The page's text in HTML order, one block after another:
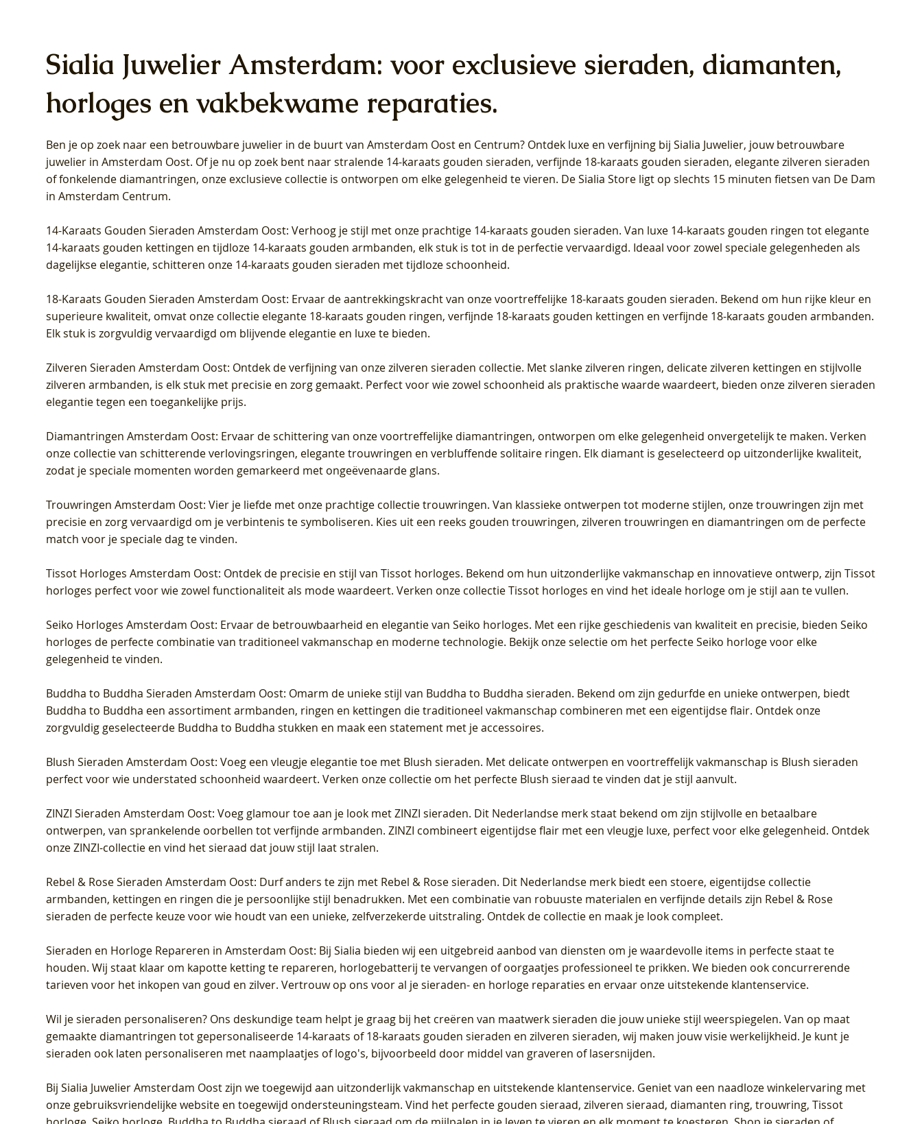
Blush Lab Diamonds Oorhangers
LG9006Y/S - Geelgoud (14k) met Lab
grown Diamant
Blush Lab Diamonds Oorhangers
LG9007Y/S - Geelgoud (14k) met Lab
grown Diamant
Blush Lab Diamonds Ring LG1028Y -
Geelgoud (14k) met Lab grown
Diamant
Blush Lab Diamonds Collier LG3014Y
- Geelgoud (14k) met Lab grown
Diamant
Blush Lab Diamonds Collier LG3019Y
– Geelgoud (14k) met Lab grown
Diamant
Blush Lab Diamonds Ring LG1042Y –
Geelgoud (14k) met Lab grown
Diamant
Blush Lab Diamonds Oorknoppen
LG7027Y - Geelgoud (14k) met Lab
grown Diamant
Blush Lab Diamonds Ring LG1029Y -
Geelgoud (14k) met Lab grown
Diamant
Blush Lab Diamonds Ring LG1031Y -
Geelgoud (14k) met Lab grown
Diamant
Blush Lab Diamonds Ring LG1044Y –
Geelgoud (14k) met Lab grown
Diamant
Blush Lab Diamonds Oorknoppen
LG7026Y - Geelgoud (14k) met Lab
grown Diamant
Blush Lab Diamonds Oorknoppen
LG7033Y – Geelgoud (14k) met Lab
grown Diamant
Sialia Juwelier Amsterdam: voor exclusieve sieraden, diamanten,
horloges en vakbekwame reparaties.
Ben je op zoek naar een betrouwbare juwelier in de buurt van Amsterdam Oost en Centrum? Ontdek luxe en verfijning bij Sialia Juwelier, jouw betrouwbare
juwelier in Amsterdam Oost. Of je nu op zoek bent naar stralende 14-karaats gouden sieraden, verfijnde 18-karaats gouden sieraden, elegante zilveren sieraden
of fonkelende diamantringen, onze exclusieve collectie is ontworpen om elke gelegenheid te vieren. De Sialia Store ligt op slechts 15 minuten fietsen van De Dam
in Amsterdam Centrum.
14-Karaats Gouden Sieraden Amsterdam Oost: Verhoog je stijl met onze prachtige 14-karaats gouden sieraden. Van luxe 14-karaats gouden ringen tot elegante
14-karaats gouden kettingen en tijdloze 14-karaats gouden armbanden, elk stuk is tot in de perfectie vervaardigd. Ideaal voor zowel speciale gelegenheden als
dagelijkse elegantie, schitteren onze 14-karaats gouden sieraden met tijdloze schoonheid.
18-Karaats Gouden Sieraden Amsterdam Oost: Ervaar de aantrekkingskracht van onze voortreffelijke 18-karaats gouden sieraden. Bekend om hun rijke kleur en
superieure kwaliteit, omvat onze collectie elegante 18-karaats gouden ringen, verfijnde 18-karaats gouden kettingen en verfijnde 18-karaats gouden armbanden.
Elk stuk is zorgvuldig vervaardigd om blijvende elegantie en luxe te bieden.
Zilveren Sieraden Amsterdam Oost: Ontdek de verfijning van onze zilveren sieraden collectie. Met slanke zilveren ringen, delicate zilveren kettingen en stijlvolle
zilveren armbanden, is elk stuk met precisie en zorg gemaakt. Perfect voor wie zowel schoonheid als praktische waarde waardeert, bieden onze zilveren sieraden
elegantie tegen een toegankelijke prijs.
Diamantringen Amsterdam Oost: Ervaar de schittering van onze voortreffelijke diamantringen, ontworpen om elke gelegenheid onvergetelijk te maken. Verken
onze collectie van schitterende verlovingsringen, elegante trouwringen en verbluffende solitaire ringen. Elk diamant is geselecteerd op uitzonderlijke kwaliteit,
zodat je speciale momenten worden gemarkeerd met ongeëvenaarde glans.
Trouwringen Amsterdam Oost: Vier je liefde met onze prachtige collectie trouwringen. Van klassieke ontwerpen tot moderne stijlen, onze trouwringen zijn met
precisie en zorg vervaardigd om je verbintenis te symboliseren. Kies uit een reeks gouden trouwringen, zilveren trouwringen en diamantringen om de perfecte
match voor je speciale dag te vinden.
Tissot Horloges Amsterdam Oost: Ontdek de precisie en stijl van Tissot horloges. Bekend om hun uitzonderlijke vakmanschap en innovatieve ontwerp, zijn Tissot
horloges perfect voor wie zowel functionaliteit als mode waardeert. Verken onze collectie Tissot horloges en vind het ideale horloge om je stijl aan te vullen.
Seiko Horloges Amsterdam Oost: Ervaar de betrouwbaarheid en elegantie van Seiko horloges. Met een rijke geschiedenis van kwaliteit en precisie, bieden Seiko
horloges de perfecte combinatie van traditioneel vakmanschap en moderne technologie. Bekijk onze selectie om het perfecte Seiko horloge voor elke
gelegenheid te vinden.
Buddha to Buddha Sieraden Amsterdam Oost: Omarm de unieke stijl van Buddha to Buddha sieraden. Bekend om zijn gedurfde en unieke ontwerpen, biedt
Buddha to Buddha een assortiment armbanden, ringen en kettingen die traditioneel vakmanschap combineren met een eigentijdse flair. Ontdek onze
zorgvuldig geselecteerde Buddha to Buddha stukken en maak een statement met je accessoires.
Blush Sieraden Amsterdam Oost: Voeg een vleugje elegantie toe met Blush sieraden. Met delicate ontwerpen en voortreffelijk vakmanschap is Blush sieraden
perfect voor wie understated schoonheid waardeert. Verken onze collectie om het perfecte Blush sieraad te vinden dat je stijl aanvult.
ZINZI Sieraden Amsterdam Oost: Voeg glamour toe aan je look met ZINZI sieraden. Dit Nederlandse merk staat bekend om zijn stijlvolle en betaalbare
ontwerpen, van sprankelende oorbellen tot verfijnde armbanden. ZINZI combineert eigentijdse flair met een vleugje luxe, perfect voor elke gelegenheid. Ontdek
onze ZINZI-collectie en vind het sieraad dat jouw stijl laat stralen.
Rebel & Rose Sieraden Amsterdam Oost: Durf anders te zijn met Rebel & Rose sieraden. Dit Nederlandse merk biedt een stoere, eigentijdse collectie
armbanden, kettingen en ringen die je persoonlijke stijl benadrukken. Met een combinatie van robuuste materialen en verfijnde details zijn Rebel & Rose
sieraden de perfecte keuze voor wie houdt van een unieke, zelfverzekerde uitstraling. Ontdek de collectie en maak je look compleet.
Sieraden en Horloge Repareren in Amsterdam Oost: Bij Sialia bieden wij een uitgebreid aanbod van diensten om je waardevolle items in perfecte staat te
houden. Wij staat klaar om kapotte ketting te repareren, horlogebatterij te vervangen of oorgaatjes professioneel te prikken. We bieden ook concurrerende
tarieven voor het inkopen van goud en zilver. Vertrouw op ons voor al je sieraden- en horloge reparaties en ervaar onze uitstekende klantenservice.
Wil je sieraden personaliseren? Ons deskundige team helpt je graag bij het creëren van maatwerk sieraden die jouw unieke stijl weerspiegelen. Van op maat
gemaakte diamantringen tot gepersonaliseerde 14-karaats of 18-karaats gouden sieraden en zilveren sieraden, wij maken jouw visie werkelijkheid. Je kunt je
sieraden ook laten personaliseren met naamplaatjes of logo's, bijvoorbeeld door middel van graveren of lasersnijden.
BijSialia Juwelier Amsterdam Oostzijn we toegewijd aan uitzonderlijk vakmanschap en uitstekende klantenservice. Geniet van een naadloze winkelervaring met
onze gebruiksvriendelijke website en toegewijd ondersteuningsteam. Vind het perfecte gouden sieraad, zilveren sieraad, diamanten ring, trouwring, Tissot